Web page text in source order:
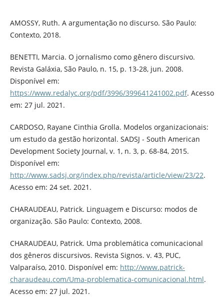
AMOSSY, Ruth. A argumentação no discurso. São Paulo:
Contexto, 2018.
BENETTI, Marcia. O jornalismo como gênero discursivo.
Revista Galáxia, São Paulo, n. 15, p. 13-28, jun. 2008.
Disponível em:
https://www.redalyc.org/pdf/3996/399641241002.pdf. Acesso
em: 27 jul. 2021.
CARDOSO, Rayane Cinthia Grolla. Modelos organizacionais:
um estudo da gestão horizontal. SADSJ - South American
Development Society Journal, v. 1, n. 3, p. 68-84, 2015.
Disponível em:
http://www.sadsj.org/index.php/revista/article/view/23/22.
Acesso em: 24 set. 2021.
CHARAUDEAU, Patrick. Linguagem e Discurso: modos de
organização. São Paulo: Contexto, 2008.
CHARAUDEAU, Patrick. Uma problemática comunicacional
dos gêneros discursivos. Revista Signos. v. 43, PUC,
Valparaíso, 2010. Disponível em: http://www.patrick-
charaudeau.com/Uma-problematica-comunicacional.html.
Acesso em: 27 jul. 2021.